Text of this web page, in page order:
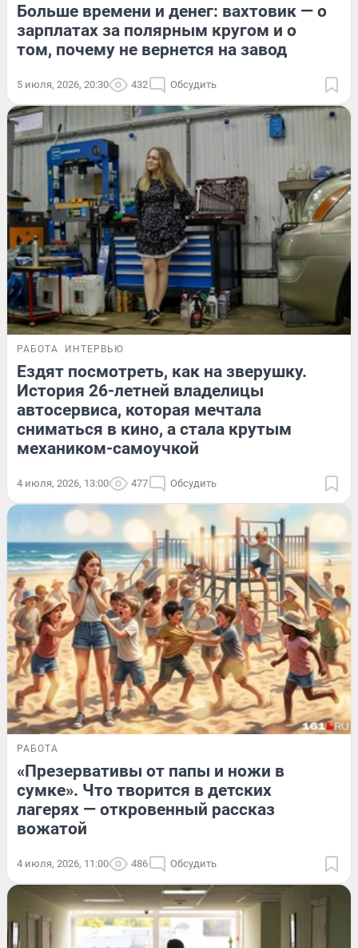
Больше времени и денег: вахтовик — о
зарплатах за полярным кругом и о
том, почему не вернется на завод
5 июля, 2026, 20:30 432 Обсудить
РАБОТА ИНТЕРВЬЮ
Ездят посмотреть, как на зверушку.
История 26-летней владелицы
автосервиса, которая мечтала
сниматься в кино, а стала крутым
механиком-самоучкой
4 июля, 2026, 13:00 477 Обсудить
РАБОТА
«Презервативы от папы и ножи в
сумке». Что творится в детских
лагерях — откровенный рассказ
вожатой
4 июля, 2026, 11:00 486 Обсудить